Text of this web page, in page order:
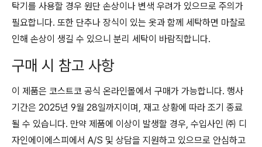
탁기를 사용할 경우 원단 손상이나 변색 우려가 있으므로 주의가
필요합니다. 또한 단추나 장식이 있는 옷과 함께 세탁하면 마찰로
인해 손상이 생길 수 있으니 분리 세탁이 바람직합니다.
구매 시 참고 사항
이 제품은 코스트코 공식 온라인몰에서 구매가 가능합니다. 행사
기간은 2025년 9월 28일까지이며, 재고 상황에 따라 조기 종료
될 수 있습니다. 만약 제품에 이상이 발생할 경우, 수입사인 ㈜ 디
자인에이에스피에서 A/S 및 상담을 지원하고 있으므로 안심하고